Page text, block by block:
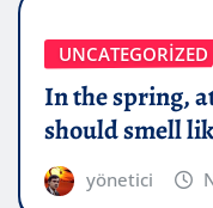
UNCATEGORIZED
In the spring,
should smell
yönetici